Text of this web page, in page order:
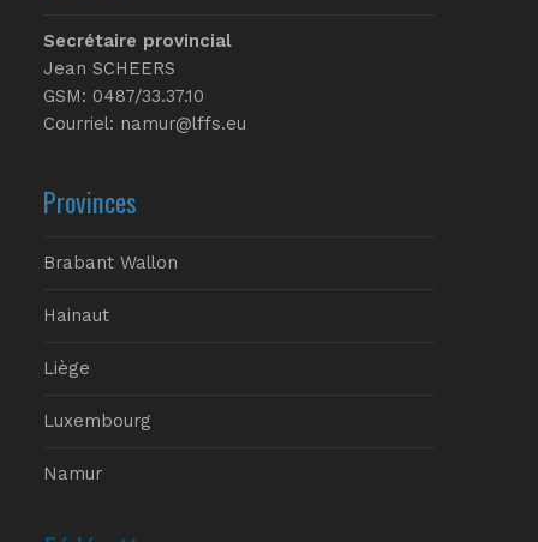
Secrétaire provincial
Jean SCHEERS
GSM: 0487/33.37.10
Courriel: namur@lffs.eu
Provinces
Brabant Wallon
Hainaut
Liège
Luxembourg
Namur